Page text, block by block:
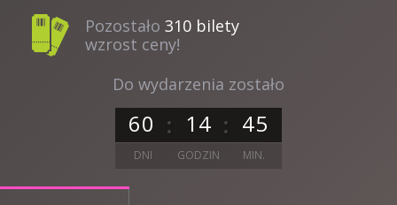
Do wydarzenia zostało
60 1 4 45
DNI GODZIN MIN.
Pozostało 310 bilety
wzrost ceny!